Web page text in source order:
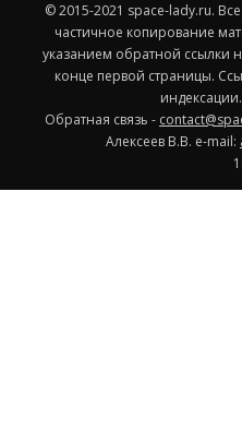
© 2015-2021 space-lady.ru.
частичное копирование
указанием обратной ссылки
конце первой страницы.
индексации.
Обратная связь -
Алексеев В.В. e-mail: